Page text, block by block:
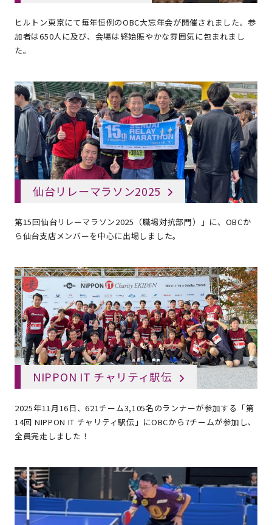
ヒルトン東京にて毎年恒例のOBC大忘年会が開催されました。参
加者は650人に及び、会場は終始賑やかな雰囲気に包まれまし
た。
仙台リレーマラソン2025
第15回仙台リレーマラソン2025（職場対抗部門）」に、OBCか
ら仙台支店メンバーを中心に出場しました。
NIPPON IT チャリティ駅伝
2025年11月16日、621チーム3,105名のランナーが参加する「第
14回 NIPPON IT チャリティ駅伝」にOBCから7チームが参加し、
全員完走しました！